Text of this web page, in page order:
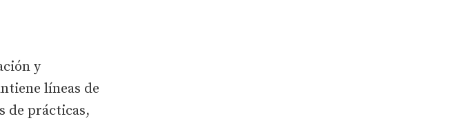
y
líneas de
de prácticas,